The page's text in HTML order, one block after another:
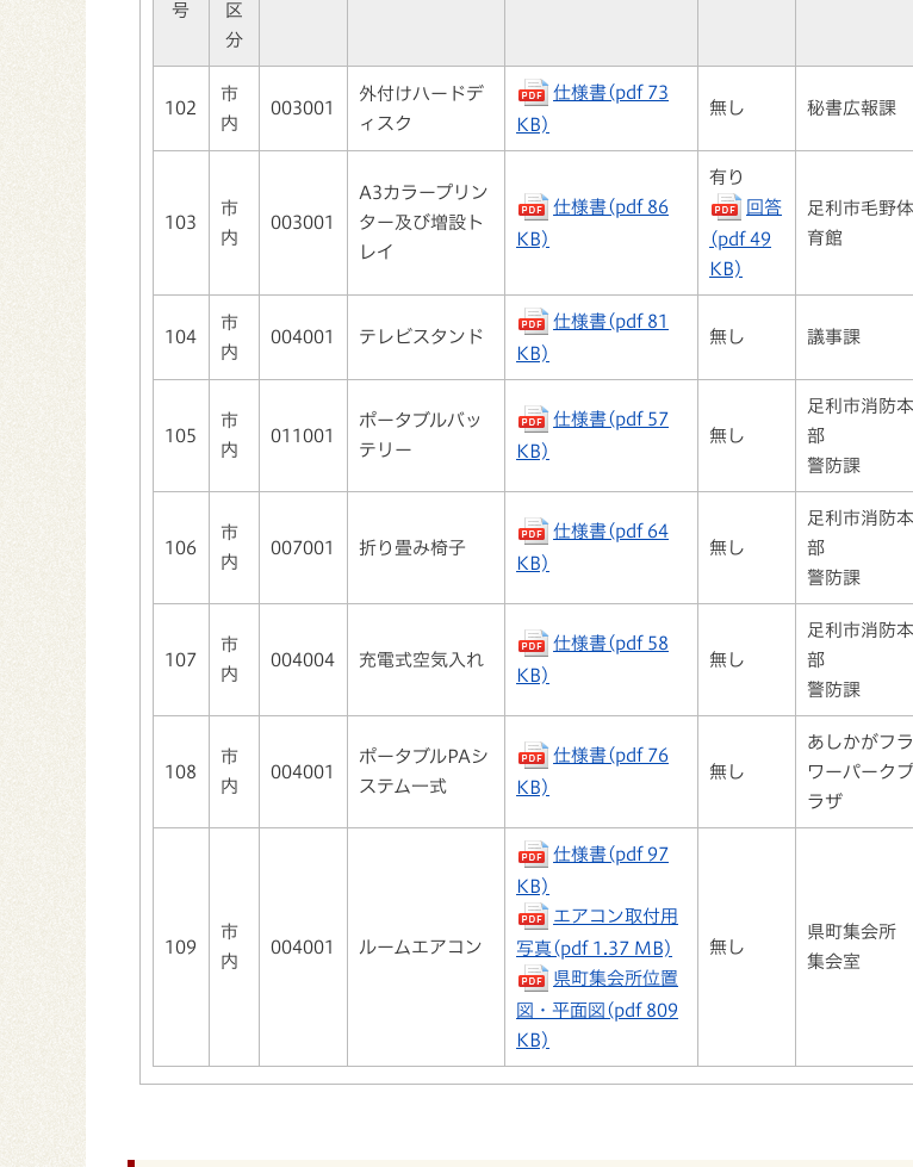
号
区
分
102
市
内
003001
外付けハードデ
ィスク
仕様書(pdf 73
KB)
無し 秘書広報課
103
市
内
003001
A3カラープリン
ター及び増設ト
レイ
仕様書(pdf 86
KB)
有り
回答
(pdf 49
KB)
足利市毛野体
育館
104
市
内
004001 テレビスタンド
仕様書(pdf 81
KB)
無し 議事課
105
市
内
011001
ポータブルバッ
テリー
仕様書(pdf 57
KB)
無し
足利市消防本
部
警防課
106
市
内
007001 折り畳み椅子
仕様書(pdf 64
KB)
無し
足利市消防本
部
警防課
107
市
内
004004 充電式空気入れ
仕様書(pdf 58
KB)
無し
足利市消防本
部
警防課
108
市
内
004001
ポータブルPAシ
ステム一式
仕様書(pdf 76
KB)
無し
あしかがフラ
ワーパークプ
ラザ
109
市
内
004001 ルームエアコン
仕様書(pdf 97
KB)
エアコン取付用
写真(pdf 1.37 MB)
県町集会所位置
図・平面図(pdf 809
KB)
無し
県町集会所
集会室